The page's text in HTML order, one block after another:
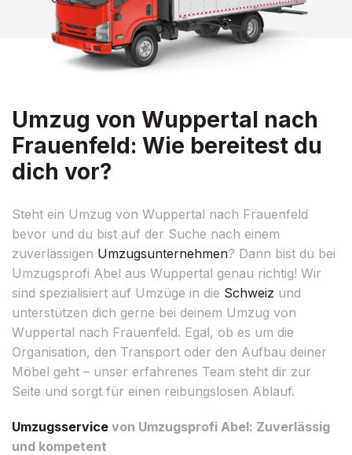
Umzug von Wuppertal nach
Frauenfeld: Wie bereitest du
dich vor?
Steht ein Umzug von Wuppertal nach Frauenfeld
bevor und du bist auf der Suche nach einem
zuverlässigen Umzugsunternehmen? Dann bist du bei
Umzugsprofi Abel aus Wuppertal genau richtig! Wir
sind spezialisiert auf Umzüge in die Schweiz und
unterstützen dich gerne bei deinem Umzug von
Wuppertal nach Frauenfeld. Egal, ob es um die
Organisation, den Transport oder den Aufbau deiner
Möbel geht – unser erfahrenes Team steht dir zur
Seite und sorgt für einen reibungslosen Ablauf.
Umzugsservice von Umzugsprofi Abel: Zuverlässig
und kompetent